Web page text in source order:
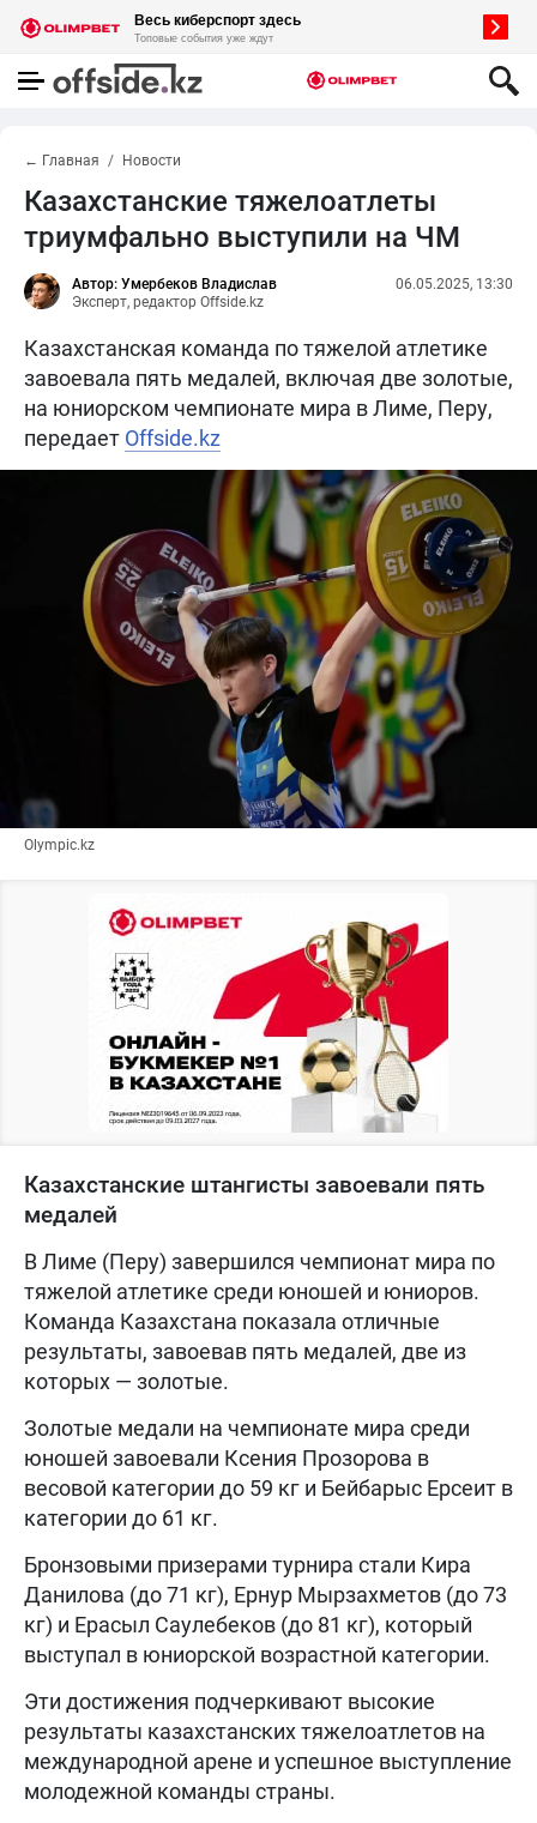
← Главная Новости
Казахстанские тяжелоатлеты
триумфально выступили на ЧМ
Автор: Умербеков Владислав
Эксперт, редактор Offside.kz
06.05.2025, 13:30
Казахстанская команда по тяжелой атлетике
завоевала пять медалей, включая две золотые,
на юниорском чемпионате мира в Лиме, Перу,
передает Offside.kz
Olympic.kz
Казахстанские штангисты завоевали пять
медалей
В Лиме (Перу) завершился чемпионат мира по
тяжелой атлетике среди юношей и юниоров.
Команда Казахстана показала отличные
результаты, завоевав пять медалей, две из
которых — золотые.
Золотые медали на чемпионате мира среди
юношей завоевали Ксения Прозорова в
весовой категории до 59 кг и Бейбарыс Ерсеит в
категории до 61 кг.
Бронзовыми призерами турнира стали Кира
Данилова (до 71 кг), Ернур Мырзахметов (до 73
кг) и Ерасыл Саулебеков (до 81 кг), который
выступал в юниорской возрастной категории.
Эти достижения подчеркивают высокие
результаты казахстанских тяжелоатлетов на
международной арене и успешное выступление
молодежной команды страны.